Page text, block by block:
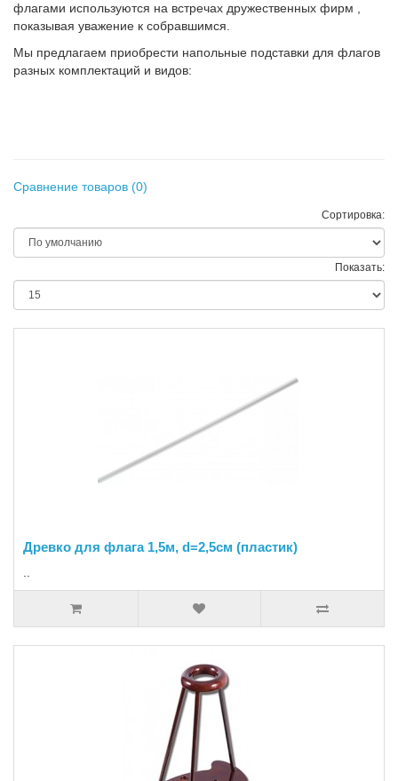
флагами используются на встречах дружественных фирм ,
показывая уважение к собравшимся.
Мы предлагаем приобрести напольные подставки для флагов
разных комплектаций и видов:
Сравнение товаров (0)
Сортировка:
Показать:
Древко для флага 1,5м, d=2,5см (пластик)